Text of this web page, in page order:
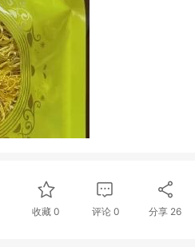
收藏 0 评论 0 分享 26